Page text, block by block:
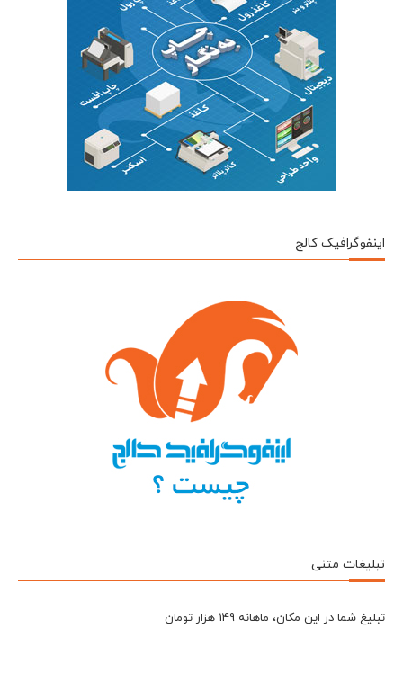
اینفوگرافیک کالج
تبلیغات متنی
تبلیغ شما در این مکان، ماهانه 149 هزار تومان